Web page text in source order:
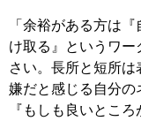
「余裕がある方は
け取る』というワ
さい。長所と短所
嫌だと感じる自分の
『もしも良いとこ